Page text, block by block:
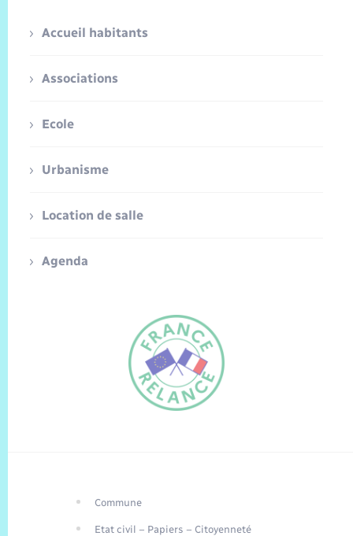
Accueil habitants
Associations
Ecole
Urbanisme
Location de salle
Agenda
Commune
Etat civil – Papiers – Citoyenneté